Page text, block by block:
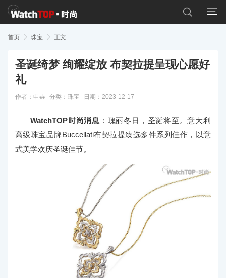


首页  珠宝  正文
圣诞绮梦 绚耀绽放 布契拉提呈现心愿好
礼
作者：申垚 分类： 珠宝 日期：2023-12-17
WatchTOP时尚消息 ：瑰丽冬日，圣诞将至。意大利
高级珠宝品牌Buccellati布契拉提臻选多件系列佳作，以意
式美学欢庆圣诞佳节。